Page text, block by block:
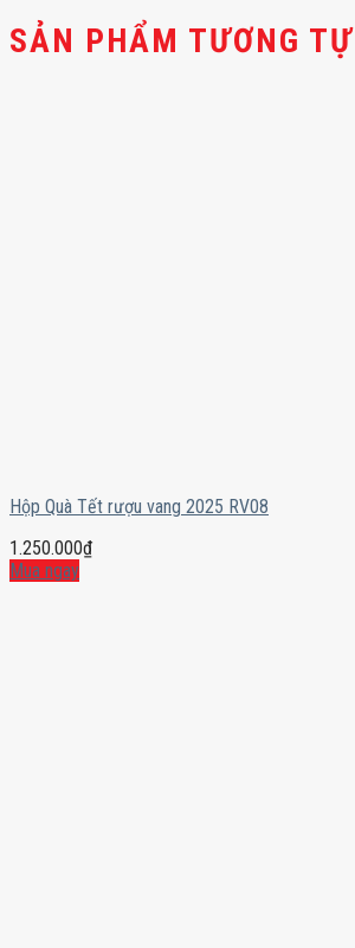
SẢN PHẨM TƯƠNG TỰ
Hộp Quà Tết rượu vang 2025 RV08
1.250.000₫
Mua ngay